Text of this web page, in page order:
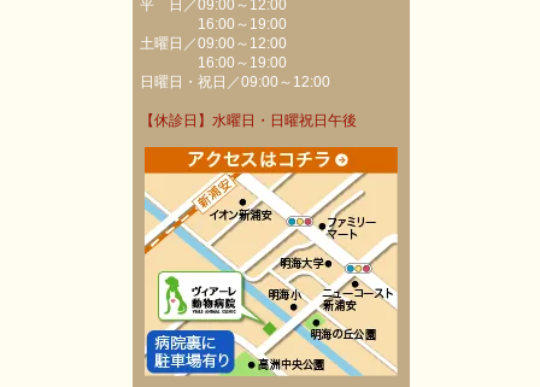
平 日／09:00～12:00
16:00～19:00
土曜日／09:00～12:00
16:00～19:00
日曜日・祝日／09:00～12:00
【休診日】水曜日・日曜祝日午後